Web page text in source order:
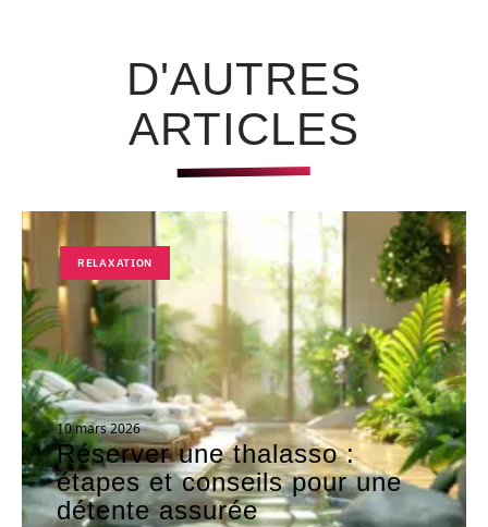
D'AUTRES
ARTICLES
RELAXATION
10 mars 2026
Réserver une thalasso :
étapes et conseils pour une
détente assurée